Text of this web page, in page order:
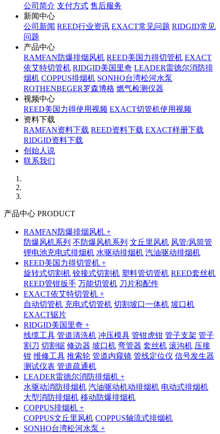
公司简介 支付方式 售后服务
新闻中心
公司新闻 REED行业资讯 EXACT常见问题 RIDGID常见
问题
产品中心
RAMFAN防爆排烟风机 REED美国力得切管机 EXACT
依艾特切管机 RIDGID美国里奇 LEADER雷德尔消防排
烟机 COPPUS排烟机 SONHO台湾松河水泵
ROTHENBEGER罗森博格 燃气检测仪器
视频中心
REED美国力得使用视频 EXACT切管机使用视频
资料下载
RAMFAN资料下载 REED资料下载 EXACT样册下载
RIDGID资料下载
创始人说
联系我们
产品中心 PRODUCT
RAMFAN防爆排烟风机 +
防爆风机系列 不防爆风机系列 文丘里风机 风管/风筒管
锂电池充电式排烟机 水驱动排烟机 汽油驱动排烟机
REED美国力得切管机 +
旋转式切割机 铰接式切割机 塑料管切管机 REED套丝机
REED管钳扳手 万能切管机 刀片和配件
EXACT依艾特切管机 +
自动切管机 充电式切管机 切割坡口一体机 坡口机
EXACT锯片
RIDGID美国里奇 +
线缆工具 管道清洗机 冲压模具 管钳虎钳 管子支架 管子
割刀 切割锯 修边器 坡口机 弯管器 套丝机 滚沟机 压接
钳 维修工具 推索轮 管道内窥镜 管线定位仪 信号发生器
测试仪表 管道疏通机
LEADER雷德尔消防排烟机 +
水驱动消防排烟机 汽油驱动机动排烟机 电动式排烟机
大型消防排烟机 移动防爆排烟机
COPPUS排烟机 +
COPPUS文丘里风机 COPPUS轴流式排烟机
SONHO台湾松河水泵 +